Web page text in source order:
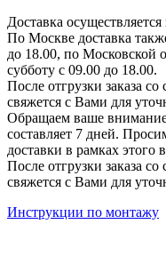
Доставка
По Москве доставка
до 18.00, по Московской
субботу с 09.00 до 18.00.
После отгрузки заказа
свяжется с Вами для
Обращаем ваше
составляет 7 дней.
доставки в рамках этого
После отгрузки заказа
свяжется с Вами для
Инструкции по монтажу